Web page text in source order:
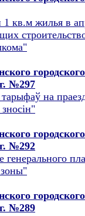
кв.м жилья в
№297
на
№292
генерального
№289